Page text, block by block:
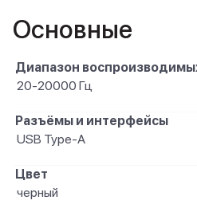
Основные
Диапазон
20-20000 Гц
Разъёмы и интерфейсы
USB Type-A
Цвет
черный